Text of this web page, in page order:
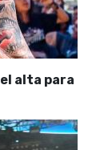
alta para